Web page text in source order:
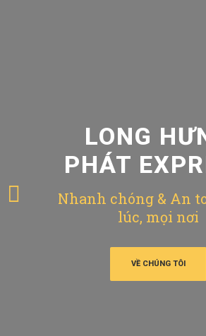
LONG
PHÁT
Nhanh chóng & An
lúc, mọi nơi
VỀ CHÚNG TÔI